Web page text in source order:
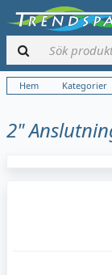
Hem Kategorier
2"